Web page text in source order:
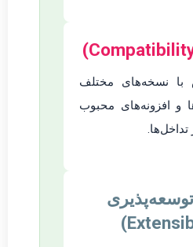
با نسخه‌های مختلف
و افزونه‌های محبوب
تداخل‌ها.